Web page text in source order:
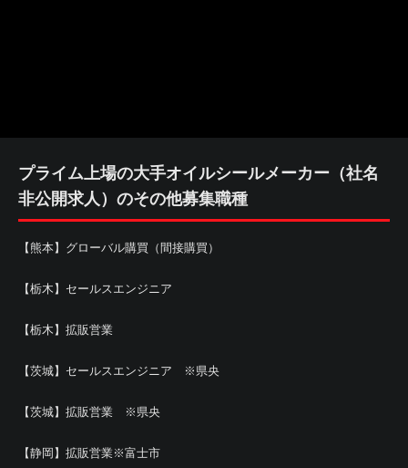
プライム上場の大手オイルシールメーカー（社名
非公開求人）のその他募集職種
【熊本】グローバル購買（間接購買）
【栃木】セールスエンジニア
【栃木】拡販営業
【茨城】セールスエンジニア ※県央
【茨城】拡販営業 ※県央
【静岡】拡販営業※富士市